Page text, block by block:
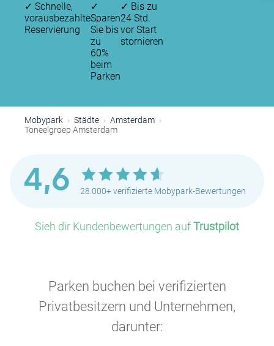
✓ Schnelle,
vorausbezahlte
Reservierung
✓
Sparen
Sie bis
zu
60%
beim
Parken
✓ Bis zu
24 Std.
vor Start
stornieren
Mobypark Städte
Amsterdam
Toneelgroep Amsterdam
4,6 28.000+ verifizierte Mobypark-Bewertungen
Sieh dir Kundenbewertungen aufTrustpilot
Parken buchen bei verifizierten
Privatbesitzern und Unternehmen,
darunter:
P